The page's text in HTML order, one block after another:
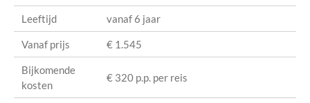
Leeftijd vanaf 6 jaar
Vanaf prijs € 1.545
Bijkomende
kosten
€ 320 p.p. per reis